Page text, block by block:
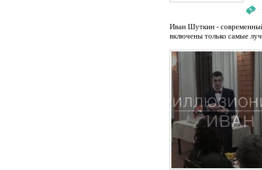
:
Иван Шуткин -
включены только самые